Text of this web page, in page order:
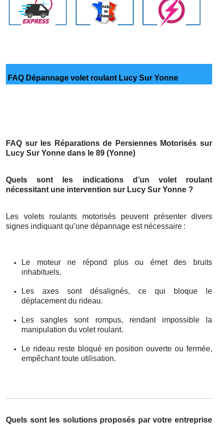
FAQ Dépannage volet roulant Lucy Sur Yonne
FAQ sur les Réparations de Persiennes Motorisés sur
Lucy Sur Yonne dans le 89 (Yonne)
Quels sont les indications d’un volet roulant
nécessitant une intervention sur Lucy Sur Yonne ?
Les volets roulants motorisés peuvent présenter divers
signes indiquant qu’une dépannage est nécessaire :
Le moteur ne répond plus ou émet des bruits
inhabituels.
Les axes sont désalignés, ce qui bloque le
déplacement du rideau.
Les sangles sont rompus, rendant impossible la
manipulation du volet roulant.
Le rideau reste bloqué en position ouverte ou fermée,
empêchant toute utilisation.
Quels sont les solutions proposés par votre entreprise